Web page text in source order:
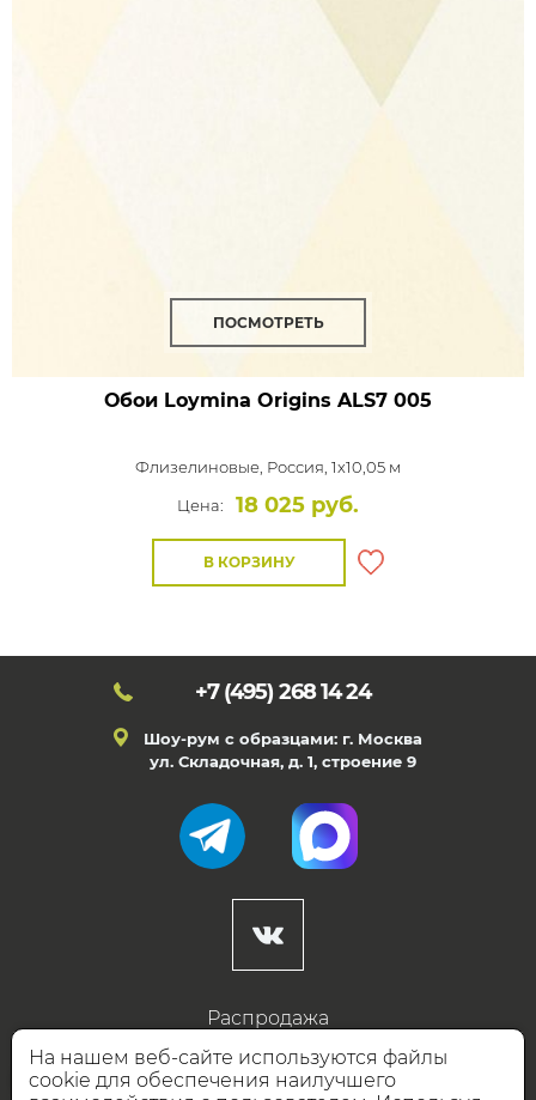
ПОСМОТРЕТЬ
Обои Loymina Origins ALS7 005
Флизелиновые, Россия, 1x10,05 м
Цена:
18 025 руб.
В КОРЗИНУ
+7 (495) 268 14 24
Шоу-рум с образцами: г. Москва
ул. Складочная, д. 1, строение 9
Распродажа
Готовые дизайны
Дизайнерам
На нашем веб-сайте используются файлы
cookie для обеспечения наилучшего